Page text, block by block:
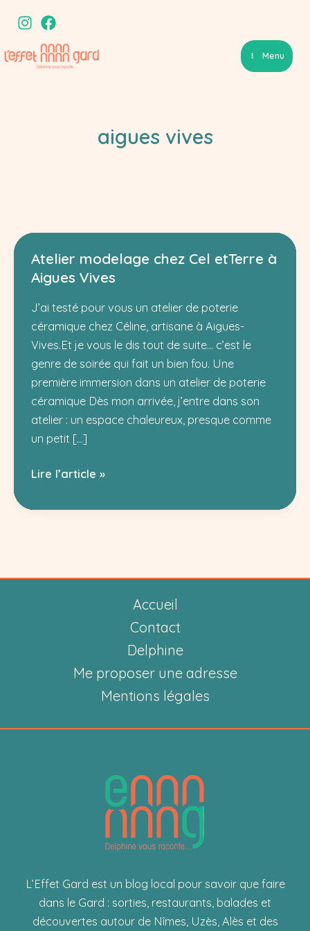
contenu
Menu
aigues vives
Atelier modelage chez Cel etTerre à
Aigues Vives
J’ai testé pour vous un atelier de poterie
céramique chez Céline, artisane à Aigues-
Vives.Et je vous le dis tout de suite… c’est le
genre de soirée qui fait un bien fou. Une
première immersion dans un atelier de poterie
céramique Dès mon arrivée, j’entre dans son
atelier : un espace chaleureux, presque comme
un petit […]
Atelier
chez
Lire l’article »
Accueil
Contact
Delphine
Me proposer une adresse
Mentions légales
L’Effet Gard est un blog local pour savoir que faire
dans le Gard : sorties, restaurants, balades et
découvertes autour de Nîmes, Uzès, Alès et des